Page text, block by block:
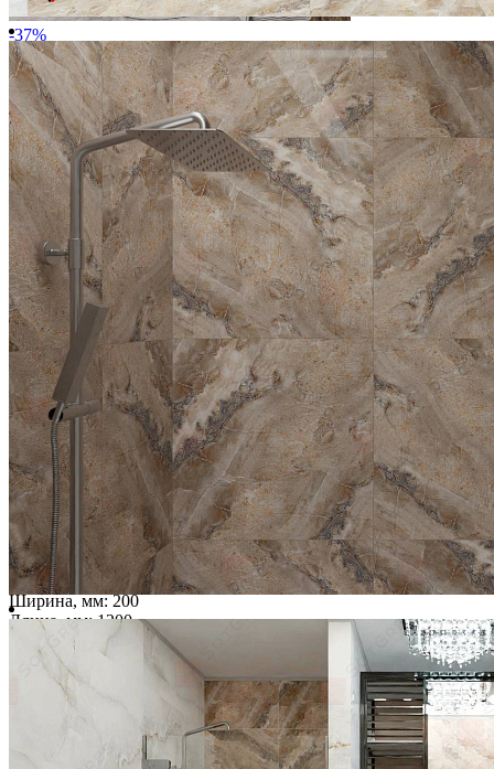
-37%
TIGER ONIX GRIS /60х60/ глянцевый керамический гранит
под коричневый оникс похож на камень и дерево
Ширина, мм: 600
Длина, мм: 600
Толщина, мм: 9
1 650 ₽/м2
2 600 ₽/м2
Купить
В избранное В избранном
Сравнить
FERROVIA WOOD RIVIERA/20х120/матовый керамический
гранит
Ширина, мм: 200
Длина, мм: 1200
Толщина, мм:
2 910 ₽/м2
Купить
В избранное
В избранном